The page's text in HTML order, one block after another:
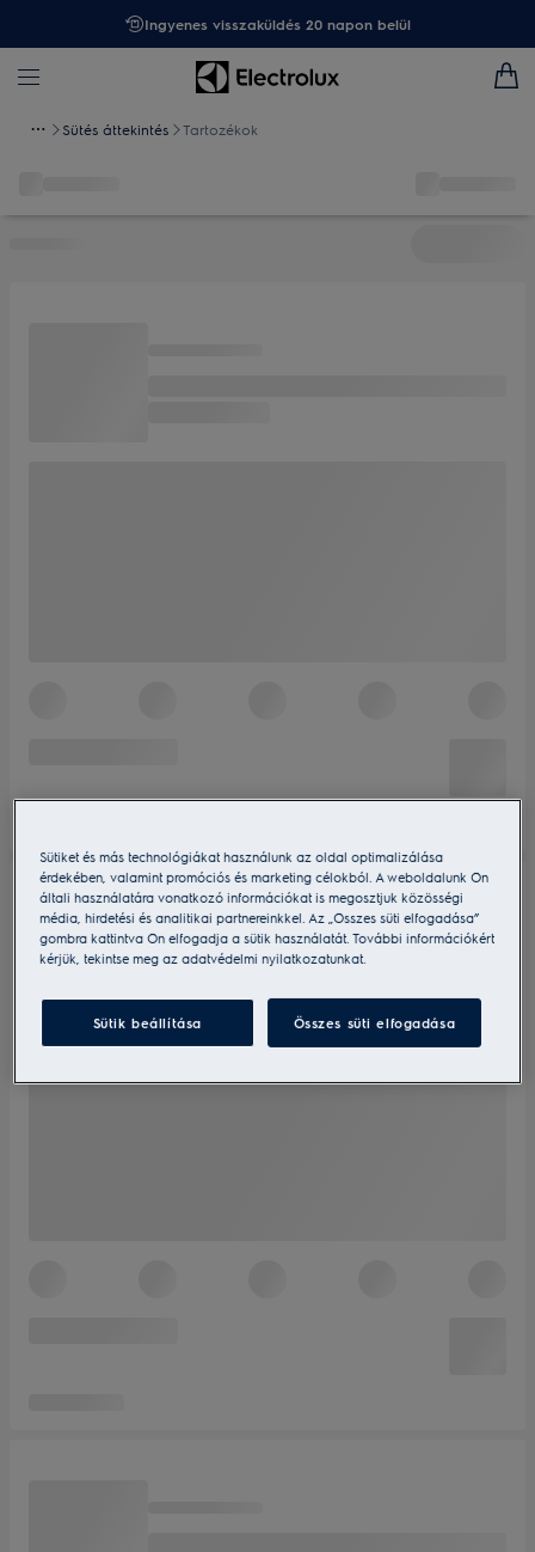
Ingyenes visszaküldés 20 napon belül
Sütés áttekintés Tartozékok
Sütiket és más technológiákat használunk az oldal optimalizálása
érdekében, valamint promóciós és marketing célokból. A weboldalunk Ön
általi használatára vonatkozó információkat is megosztjuk közösségi
média, hirdetési és analitikai partnereinkkel. Az „Összes süti elfogadása”
gombra kattintva Ön elfogadja a sütik használatát. További információkért
kérjük, tekintse meg az adatvédelmi nyilatkozatunkat.
Sütik beállítása Összes süti elfogadása